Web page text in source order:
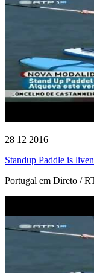
28 12 2016
Standup Paddle is
Portugal em Direto /